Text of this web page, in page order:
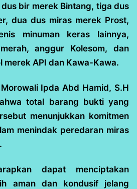
dus bir merek Bintang, tiga dus
dua dus miras merek Prost,
minuman keras lainnya,
anggur Kolesom, dan
merek API dan Kawa-Kawa.
Ipda Abd Hamid, S.H
total barang bukti yang
menunjukkan komitmen
menindak peredaran miras
dapat menciptakan
aman dan kondusif jelang